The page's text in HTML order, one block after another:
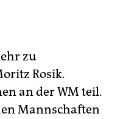
zu
Rosik.
an der WM teil.
Mannschaften